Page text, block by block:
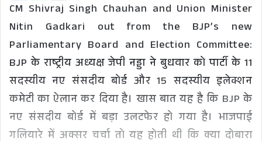
CM Shivraj Singh Chauhan and Union Minister
Nitin Gadkari out from the BJP’s new
Parliamentary Board and Election Committee:
BJP के राष्ट्रीय अध्यक्ष जेपी नड्डा ने बुधवार को पार्टी के 11
सदस्यीय नए संसदीय बोर्ड और 15 सदस्यीय इलेक्शन
कमेटी का ऐलान कर दिया है। खास बात यह है कि BJP के
नए संसदीय बोर्ड में बड़ा उलटफेर हो गया है। भाजपाई
गलियारे में अक्सर चर्चा तो यह होती थी कि क्या दोबारा